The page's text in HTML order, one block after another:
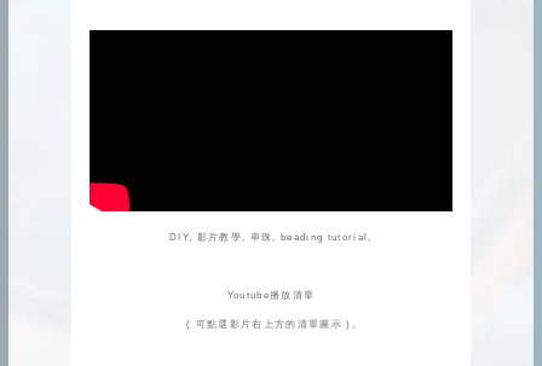
DIY, 影片教學, 串珠, beading tutorial,
Youtube播放清單
( 可點選影片右上方的清單圖示 ),